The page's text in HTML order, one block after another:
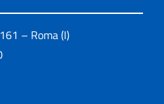
– Roma (I)